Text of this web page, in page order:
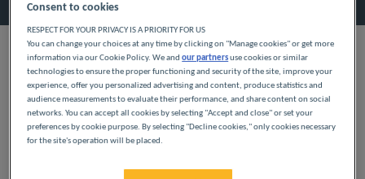
NASZE HOTELE W
LAMBALLE W NISKICH
CENACH
Consent to cookies
RESPECT FOR YOUR PRIVACY IS A PRIORITY FOR US
You can change your choices at any time by clicking on "Manage cookies" or get more
information via our Cookie Policy. We andour partnersuse cookies or similar
technologies to ensure the proper functioning and security of the site, improve your
experience, offer you personalized advertising and content, produce statistics and
audience measurements to evaluate their performance, and share content on social
networks. You can accept all cookies by selecting "Accept and close" or set your
preferences by cookie purpose. By selecting "Decline cookies," only cookies necessary
for the site's operation will be placed.